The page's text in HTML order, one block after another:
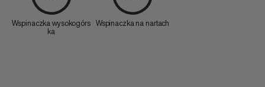
Wspinaczka wysokogórs
ka
Wspinaczka na nartach